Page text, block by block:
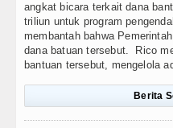
angkat bicara terkait dana
triliun untuk program
membantah bahwa
dana batuan tersebut. Rico
bantuan tersebut, mengelola
Berita